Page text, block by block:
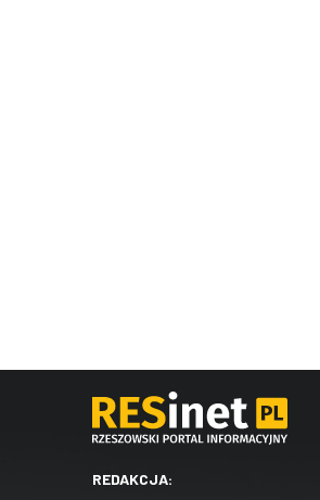
REDAKCJA: